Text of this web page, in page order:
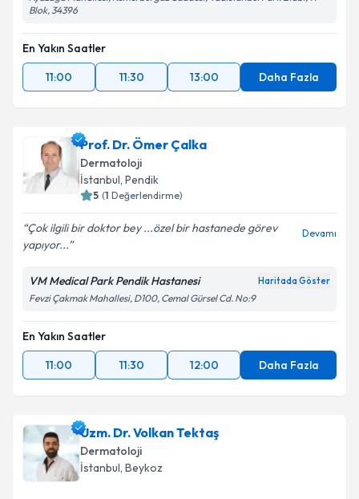
Blok, 34396
En Yakın Saatler
11:00
11:30 13:00 Daha Fazla
Prof. Dr. Ömer Çalka
Dermatoloji
İstanbul, Pendik
5 (1 Değerlendirme)
Çok ilgili bir doktor bey ...özel bir hastanede görev
yapıyor...
Devamı
VM Medical Park Pendik Hastanesi Haritada Göster
Fevzi Çakmak Mahallesi, D100, Cemal Gürsel Cd. No:9
En Yakın Saatler
11:00
11:30 12:00 Daha Fazla
Uzm. Dr. Volkan Tektaş
Dermatoloji
İstanbul, Beykoz